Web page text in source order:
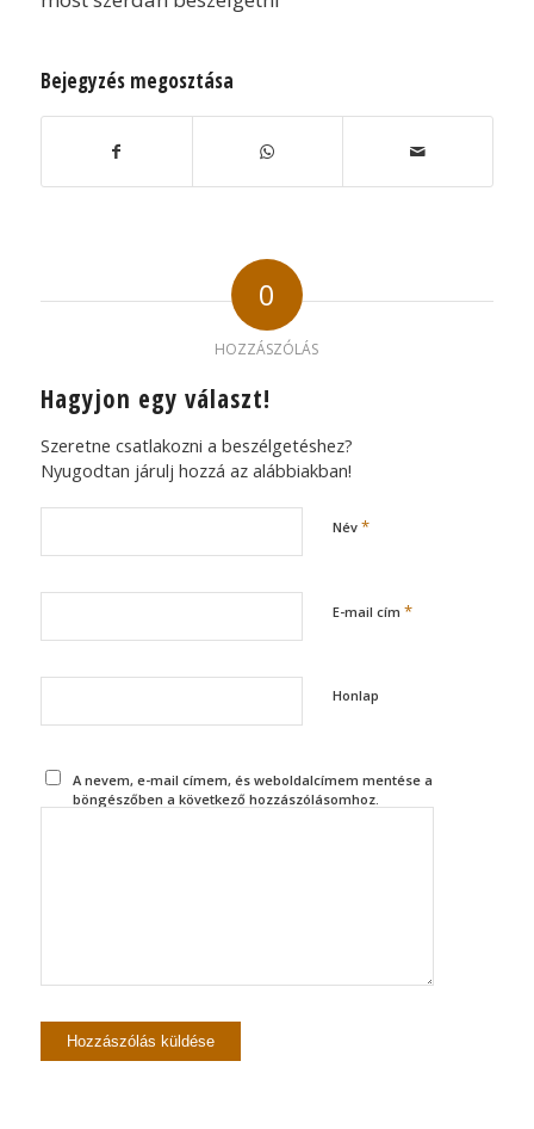
Bejegyzés megosztása
0
HOZZÁSZÓLÁS
Hagyjon egy választ!
Szeretne csatlakozni a beszélgetéshez?
Nyugodtan járulj hozzá az alábbiakban!
Név *
E-mail cím *
Honlap
A nevem, e-mail címem, és weboldalcímem mentése a
böngészőben a következő hozzászólásomhoz.